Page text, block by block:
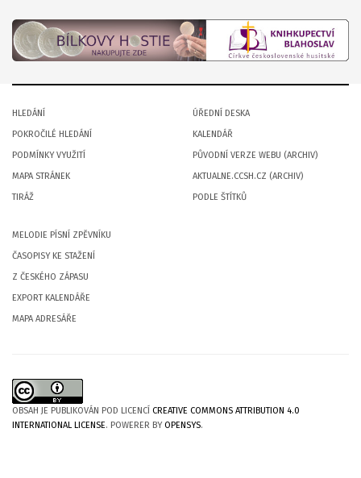
HLEDÁNÍ
POKROČILÉ HLEDÁNÍ
PODMÍNKY VYUŽITÍ
MAPA STRÁNEK
TIRÁŽ
ÚŘEDNÍ DESKA
KALENDÁŘ
PŮVODNÍ VERZE WEBU (ARCHIV)
AKTUALNE.CCSH.CZ (ARCHIV)
PODLE ŠTÍTKŮ
MELODIE PÍSNÍ ZPĚVNÍKU
ČASOPISY KE STAŽENÍ
Z ČESKÉHO ZÁPASU
EXPORT KALENDÁŘE
MAPA ADRESÁŘE
OBSAH JE PUBLIKOVÁN POD LICENCÍ CREATIVE COMMONS ATTRIBUTION 4.0
INTERNATIONAL LICENSE. POWERER BYOPENSYS.